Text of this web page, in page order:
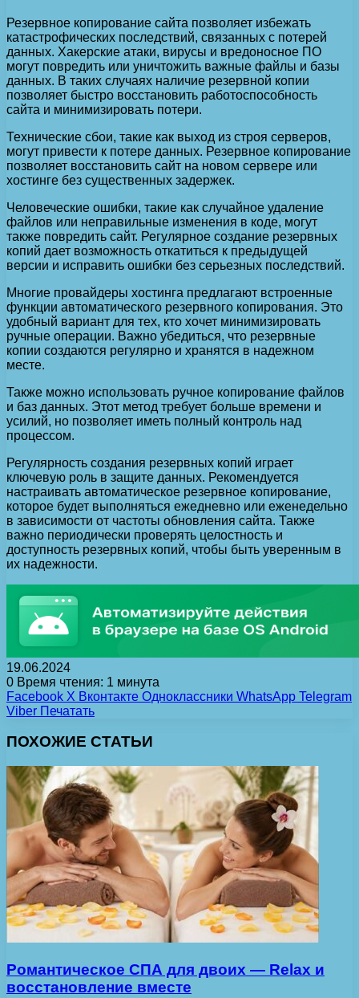
Резервное копирование сайта позволяет избежать
катастрофических последствий, связанных с потерей
данных. Хакерские атаки, вирусы и вредоносное ПО
могут повредить или уничтожить важные файлы и базы
данных. В таких случаях наличие резервной копии
позволяет быстро восстановить работоспособность
сайта и минимизировать потери.
Технические сбои, такие как выход из строя серверов,
могут привести к потере данных. Резервное копирование
позволяет восстановить сайт на новом сервере или
хостинге без существенных задержек.
Человеческие ошибки, такие как случайное удаление
файлов или неправильные изменения в коде, могут
также повредить сайт. Регулярное создание резервных
копий дает возможность откатиться к предыдущей
версии и исправить ошибки без серьезных последствий.
Многие провайдеры хостинга предлагают встроенные
функции автоматического резервного копирования. Это
удобный вариант для тех, кто хочет минимизировать
ручные операции. Важно убедиться, что резервные
копии создаются регулярно и хранятся в надежном
месте.
Также можно использовать ручное копирование файлов
и баз данных. Этот метод требует больше времени и
усилий, но позволяет иметь полный контроль над
процессом.
Регулярность создания резервных копий играет
ключевую роль в защите данных. Рекомендуется
настраивать автоматическое резервное копирование,
которое будет выполняться ежедневно или еженедельно
в зависимости от частоты обновления сайта. Также
важно периодически проверять целостность и
доступность резервных копий, чтобы быть уверенным в
их надежности.
19.06.2024
0 Время чтения: 1 минута
Facebook X Вконтакте Одноклассники WhatsApp Telegram
Viber Печатать
ПОХОЖИЕ СТАТЬИ
Романтическое СПА для двоих — Relax и
восстановление вместе